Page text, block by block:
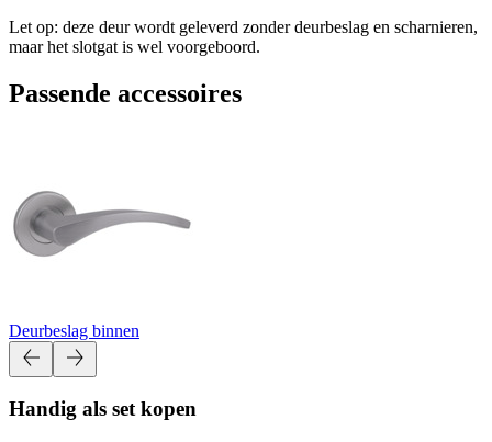
Let op: deze deur wordt geleverd zonder deurbeslag en scharnieren,
maar het slotgat is wel voorgeboord.
Passende accessoires
Deurbeslag binnen
Handig als set kopen